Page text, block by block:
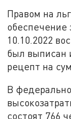
Правом на
обеспечение
10.10.2022
был выписан
рецепт на
В
состоят 766